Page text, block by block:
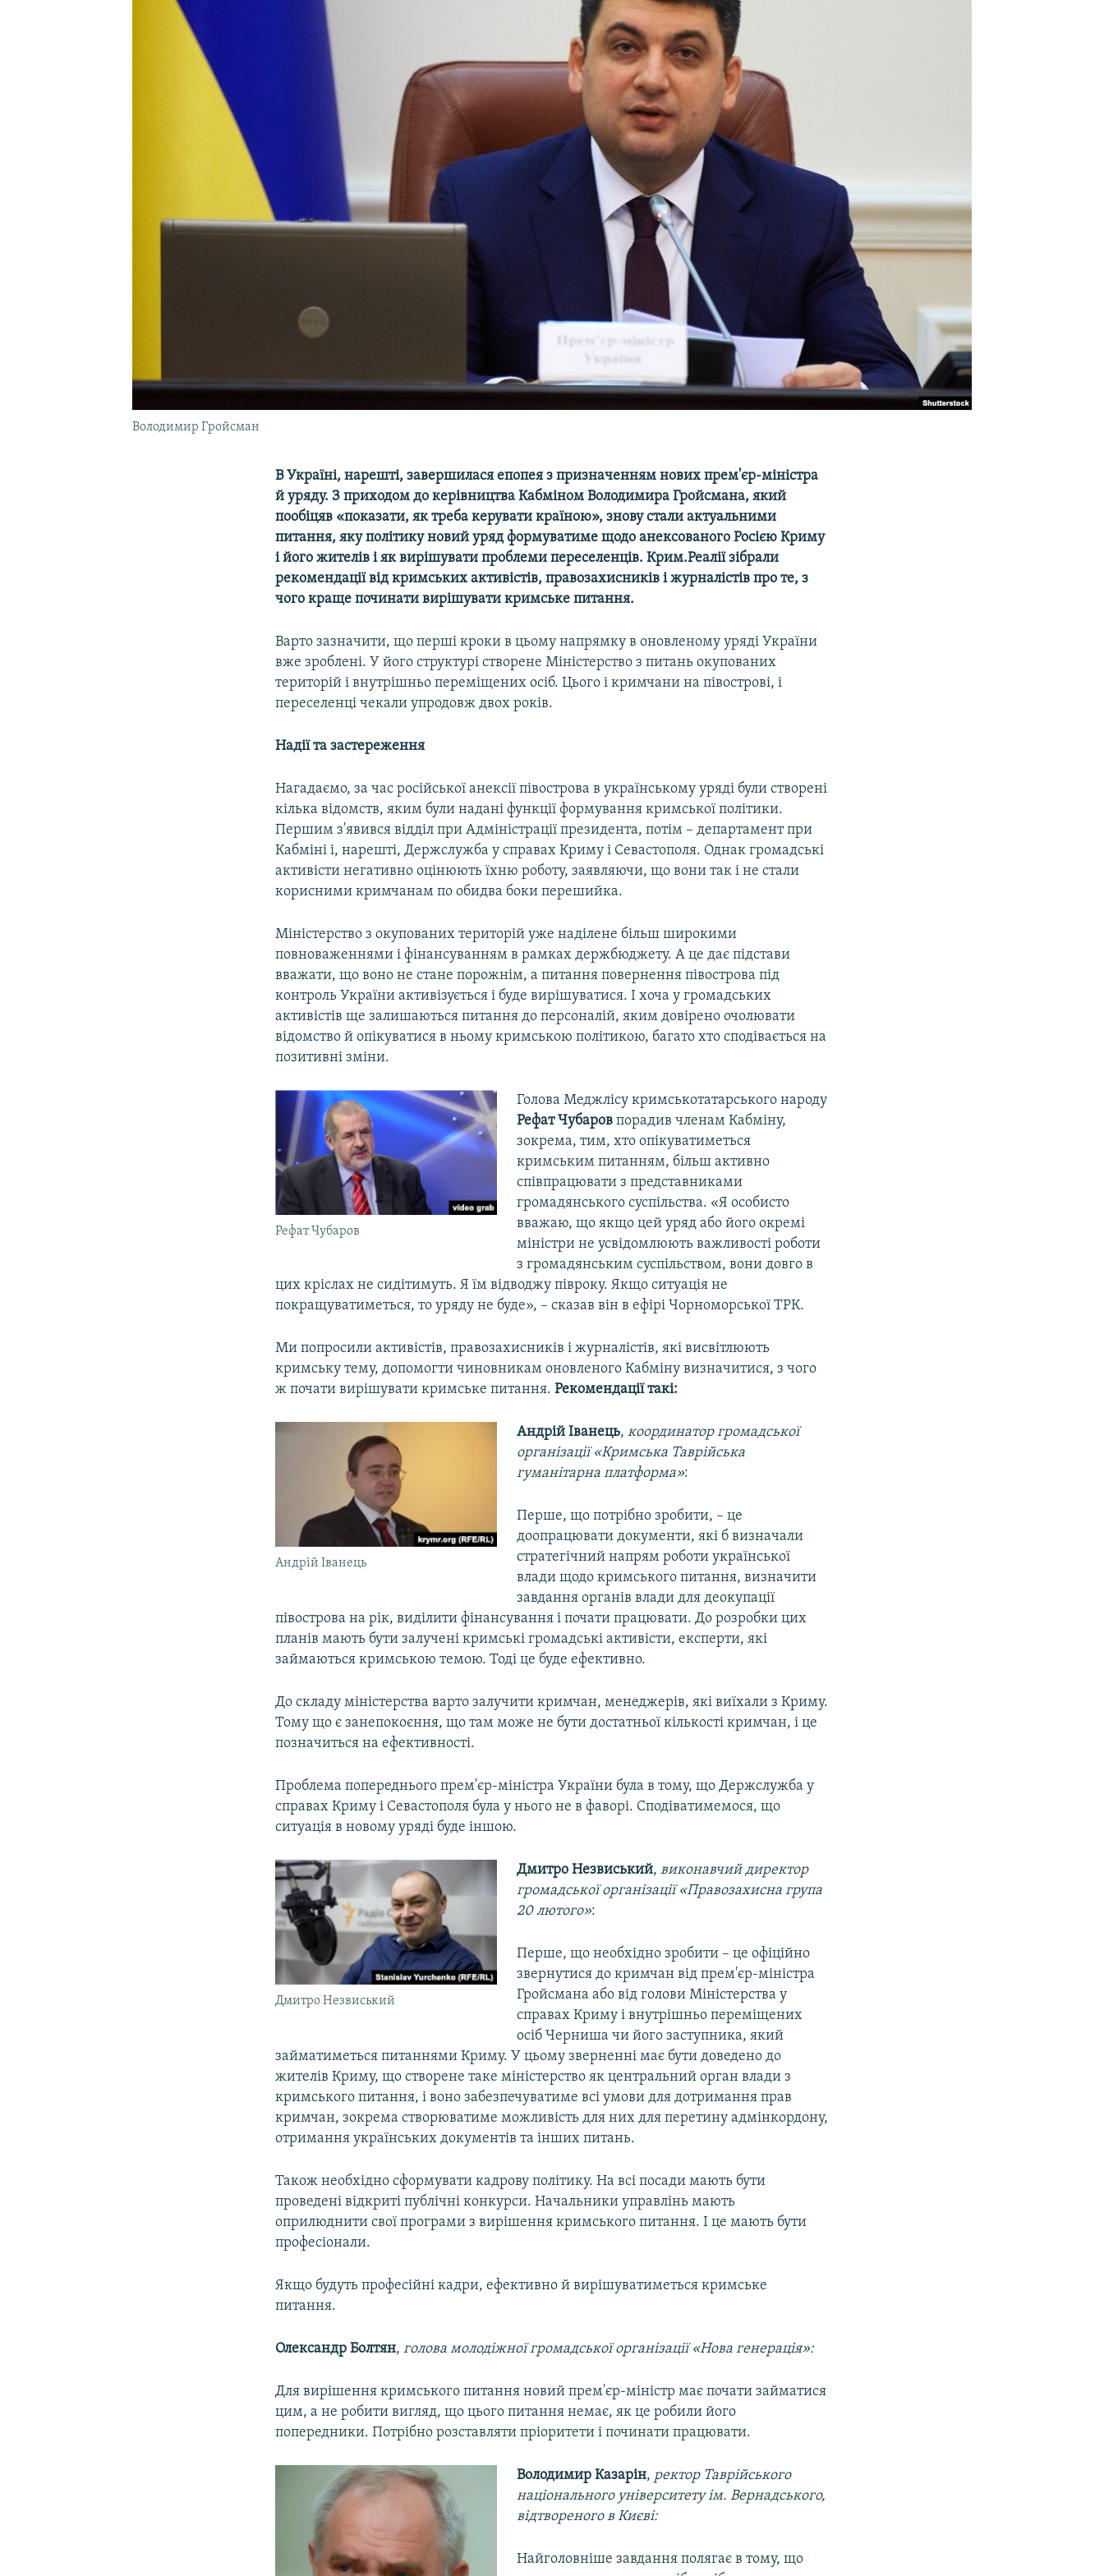
Володимир Гройсман
В Україні, нарешті, завершилася епопея з призначенням нових прем'єр-міністра
й уряду. З приходом до керівництва Кабміном Володимира Гройсмана, який
пообіцяв «показати, як треба керувати країною», знову стали актуальними
питання, яку політику новий уряд формуватиме щодо анексованого Росією Криму
і його жителів і як вирішувати проблеми переселенців. Крим.Реалії зібрали
рекомендації від кримських активістів, правозахисників і журналістів про те, з
чого краще починати вирішувати кримське питання.
Варто зазначити, що перші кроки в цьому напрямку в оновленому уряді України
вже зроблені. У його структурі створене Міністерство з питань окупованих
територій і внутрішньо переміщених осіб. Цього і кримчани на півострові, і
переселенці чекали упродовж двох років.
Надії та застереження
Нагадаємо, за час російської анексії півострова в українському уряді були створені
кілька відомств, яким були надані функції формування кримської політики.
Першим з'явився відділ при Адміністрації президента, потім – департамент при
Кабміні і, нарешті, Держслужба у справах Криму і Севастополя. Однак громадські
активісти негативно оцінюють їхню роботу, заявляючи, що вони так і не стали
корисними кримчанам по обидва боки перешийка.
Міністерство з окупованих територій уже наділене більш широкими
повноваженнями і фінансуванням в рамках держбюджету. А це дає підстави
вважати, що воно не стане порожнім, а питання повернення півострова під
контроль України активізується і буде вирішуватися. І хоча у громадських
активістів ще залишаються питання до персоналій, яким довірено очолювати
відомство й опікуватися в ньому кримською політикою, багато хто сподівається на
позитивні зміни.
Рефат Чубаров
Голова Меджлісу кримськотатарського народу
Рефат Чубаровпорадив членам Кабміну,
зокрема, тим, хто опікуватиметься
кримським питанням, більш активно
співпрацювати з представниками
громадянського суспільства. «Я особисто
вважаю, що якщо цей уряд або його окремі
міністри не усвідомлюють важливості роботи
з громадянським суспільством, вони довго в
цих кріслах не сидітимуть. Я їм відводжу півроку. Якщо ситуація не
покращуватиметься, то уряду не буде», – сказав він в ефірі Чорноморської ТРК.
Ми попросили активістів, правозахисників і журналістів, які висвітлюють
кримську тему, допомогти чиновникам оновленого Кабміну визначитися, з чого
ж почати вирішувати кримське питання.Рекомендації такі:
Андрій Іванець
Андрій Іванець, координатор громадської
організації «Кримська Таврійська
гуманітарна платформа»:
Перше, що потрібно зробити, – це
доопрацювати документи, які б визначали
стратегічний напрям роботи української
влади щодо кримського питання, визначити
завдання органів влади для деокупації
півострова на рік, виділити фінансування і почати працювати. До розробки цих
планів мають бути залучені кримські громадські активісти, експерти, які
займаються кримською темою. Тоді це буде ефективно.
До складу міністерства варто залучити кримчан, менеджерів, які виїхали з Криму.
Тому що є занепокоєння, що там може не бути достатньої кількості кримчан, і це
позначиться на ефективності.
Проблема попереднього прем'єр-міністра України була в тому, що Держслужба у
справах Криму і Севастополя була у нього не в фаворі. Сподіватимемося, що
ситуація в новому уряді буде іншою.
Дмитро Незвиський
Дмитро Незвиський, виконавчий директор
громадської організації «Правозахисна група
20 лютого»:
Перше, що необхідно зробити – це офіційно
звернутися до кримчан від прем'єр-міністра
Гройсмана або від голови Міністерства у
справах Криму і внутрішньо переміщених
осіб Черниша чи його заступника, який
займатиметься питаннями Криму. У цьому зверненні має бути доведено до
жителів Криму, що створене таке міністерство як центральний орган влади з
кримського питання, і воно забезпечуватиме всі умови для дотримання прав
кримчан, зокрема створюватиме можливість для них для перетину адмінкордону,
отримання українських документів та інших питань.
Також необхідно сформувати кадрову політику. На всі посади мають бути
проведені відкриті публічні конкурси. Начальники управлінь мають
оприлюднити свої програми з вирішення кримського питання. І це мають бути
професіонали.
Якщо будуть професійні кадри, ефективно й вирішуватиметься кримське
питання.
Олександр Болтян,голова молодіжної громадської організації «Нова генерація»:
Для вирішення кримського питання новий прем'єр-міністр має почати займатися
цим, а не робити вигляд, що цього питання немає, як це робили його
попередники. Потрібно розставляти пріоритети і починати працювати.
Володимир Казарін, ректор Таврійського
національного університету ім. Вернадського,
відтвореного в Києві:
Найголовніше завдання полягає в тому, що